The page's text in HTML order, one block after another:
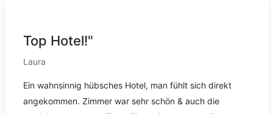
Top Hotel!"
Laura
Ein wahnsinnig hübsches Hotel, man fühlt sich direkt
angekommen. Zimmer war sehr schön & auch die